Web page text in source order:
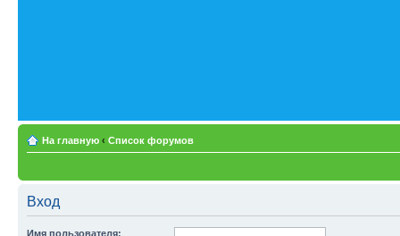
На главную ‹ Список форумов
Вход
Имя пользователя: